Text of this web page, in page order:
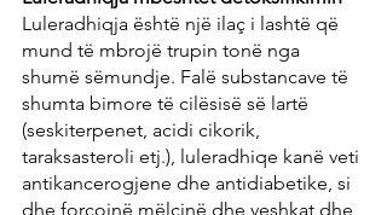
Luleradhiqja është një ilaç i lashtë që
mund të mbrojë trupin tonë nga
shumë sëmundje. Falë substancave të
shumta bimore të cilësisë së lartë
(seskiterpenet, acidi cikorik,
taraksasteroli etj.), luleradhiqe kanë veti
antikancerogjene dhe antidiabetike, si
dhe forcojnë mëlçinë dhe veshkat dhe